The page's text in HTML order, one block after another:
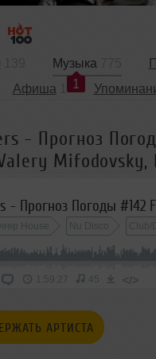
Музыка
1
Афиша
- Прогноз
Mifodovsky,
Deep House Nu Disco Club/
1:59:27 45 </>
АРТИСТА